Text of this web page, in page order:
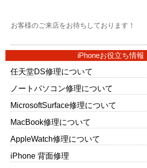
お客様のご来店をお待ちしております！
iPhoneお役立ち情報
任天堂DS修理について
ノートパソコン修理について
MicrosoftSurface修理について
MacBook修理について
AppleWatch修理について
iPhone 背面修理